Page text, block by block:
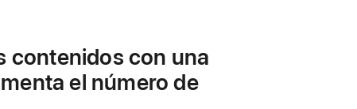
contenidos con una
el número de